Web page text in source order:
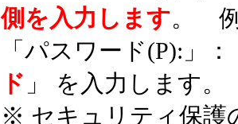
側を入力します。
「パスワード(P):」：
ド 」 を入力します。
※ セキュリティ保護